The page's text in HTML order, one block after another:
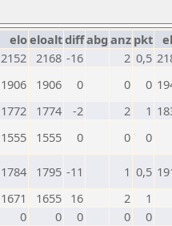
eloeloaltdiffabg anz pkt
2152 2168 -16 2 0,5
1906 1906 0 0 0
1772 1774 -2 2 1
1555 1555 0 0 0
1784 1795 -11 1 0,5
1671 1655 16 2
1
0 0 0 0
0